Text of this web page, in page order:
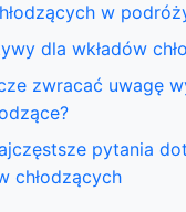
w
dla wkładów
zwracać uwagę
pytania
chłodzących